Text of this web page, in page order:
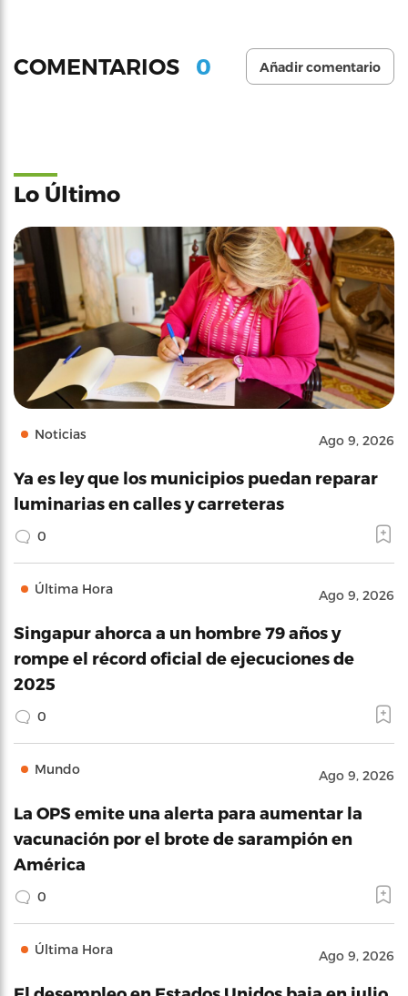
COMENTARIOS 0 Añadir comentario
Lo Último
Noticias Ago 9, 2026
Ya es ley que los municipios puedan reparar
luminarias en calles y carreteras
0
Última Hora Ago 9, 2026
Singapur ahorca a un hombre 79 años y
rompe el récord oficial de ejecuciones de
2025
0
Mundo Ago 9, 2026
La OPS emite una alerta para aumentar la
vacunación por el brote de sarampión en
América
0
Última Hora Ago 9, 2026